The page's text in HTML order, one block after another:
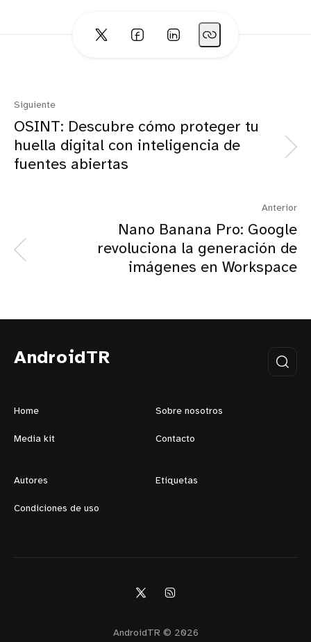
Siguiente
OSINT: Descubre cómo proteger tu
huella digital con inteligencia de
fuentes abiertas
Anterior
Nano Banana Pro: Google
revoluciona la generación de
imágenes en Workspace
AndroidTR
Home Sobre nosotros
Media kit Contacto
Autores Etiquetas
Condiciones de uso
AndroidTR © 2026